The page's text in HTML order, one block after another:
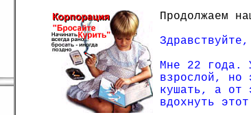
Продолжаем
Мне 22 года.
взрослой, но
кушать, а от
вдохнуть